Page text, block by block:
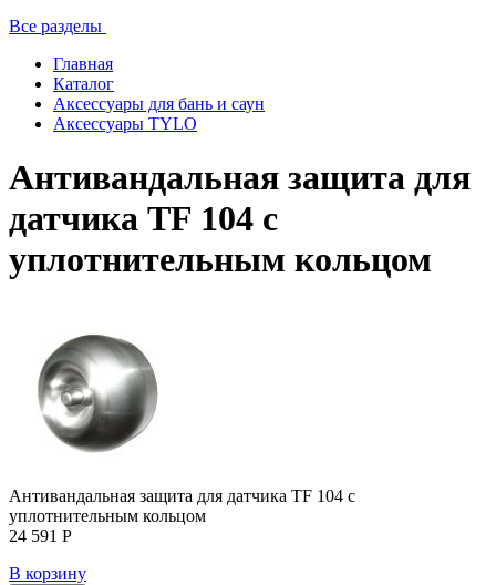
Все разделы
Главная
Каталог
Аксессуары для бань и саун
Аксессуары TYLO
Антивандальная защита для
датчика TF 104 с
уплотнительным кольцом
Антивандальная защита для датчика TF 104 с
уплотнительным кольцом
24 591 Р
В корзину